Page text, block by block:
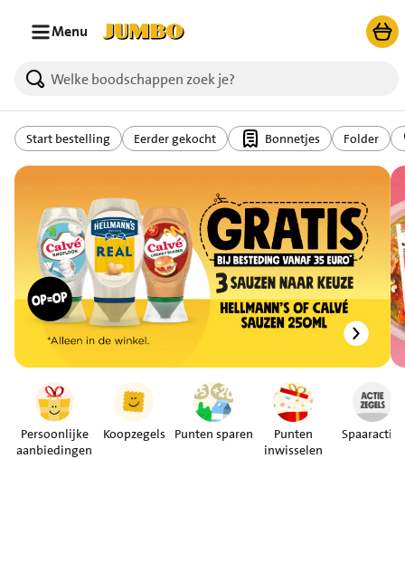
Menu
Start bestelling Eerder gekocht Bonnetjes Folder
Persoonlijke
aanbiedingen
Koopzegels Punten sparen
Punten
inwisselen
Spaaracties